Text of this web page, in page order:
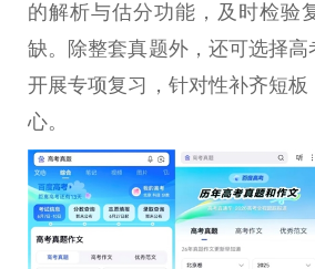
的解析与估分功能，及时检验
缺。除整套真题外，还可选择
开展专项复习，针对性补齐短
心。